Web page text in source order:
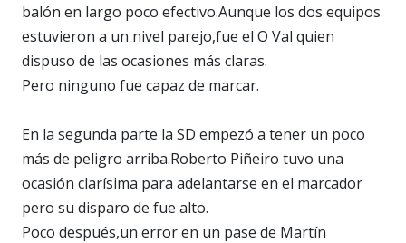
balón en largo poco efectivo.Aunque los dos equipos
estuvieron a un nivel parejo,fue el O Val quien
dispuso de las ocasiones más claras.
Pero ninguno fue capaz de marcar.
En la segunda parte la SD empezó a tener un poco
más de peligro arriba.Roberto Piñeiro tuvo una
ocasión clarísima para adelantarse en el marcador
pero su disparo de fue alto.
Poco después,un error en un pase de Martín